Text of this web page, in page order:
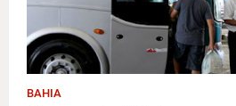
BAHIA